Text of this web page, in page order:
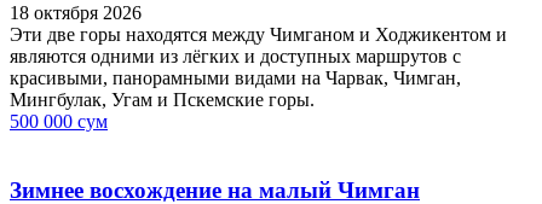
18 октября 2026
Эти две горы находятся между Чимганом и Ходжикентом и
являются одними из лёгких и доступных маршрутов с
красивыми, панорамными видами на Чарвак, Чимган,
Мингбулак, Угам и Пскемские горы.
500 000 сум
Зимнее восхождение на малый Чимган